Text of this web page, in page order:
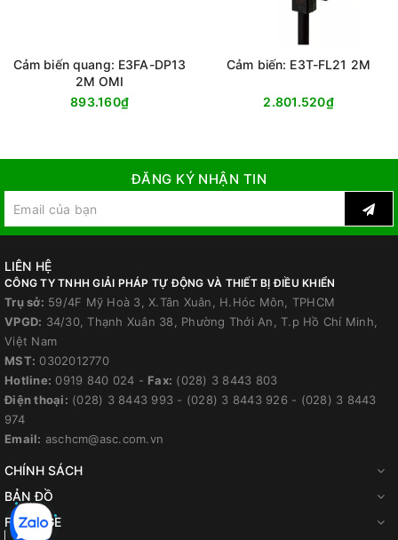
Cảm biến quang: E3FA-DP13
2M OMI
893.160₫
Cảm biến: E3T-FL21 2M
2.801.520₫
ĐĂNG KÝ NHẬN TIN
LIÊN HỆ
CÔNG TY TNHH GIẢI PHÁP TỰ ĐỘNG VÀ THIẾT BỊ ĐIỀU KHIỂN
Trụ sở: 59/4F Mỹ Hoà 3, X.Tân Xuân, H.Hóc Môn, TPHCM
VPGD: 34/30, Thạnh Xuân 38, Phường Thới An, T.p Hồ Chí Minh,
Việt Nam
MST: 0302012770
Hotline: 0919 840 024 - Fax: (028) 3 8443 803
Điện thoại: (028) 3 8443 993 - (028) 3 8443 926 - (028) 3 8443
974
Email: aschcm@asc.com.vn
CHÍNH SÁCH
BẢN ĐỒ
FANPAGE